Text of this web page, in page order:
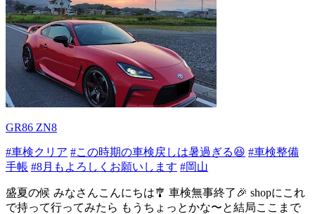
GR86 ZN8
#車検クリア #この時期の車検戻しは暑過ぎる😆 #車検整備
手帳 #8月もよろしくお願いします #岡山
盛夏の候 みなさんこんにちは🎐 車検無事終了🎉 shopにこれ
で持って行ってみたら もうちょっとかな〜と結局ここまで